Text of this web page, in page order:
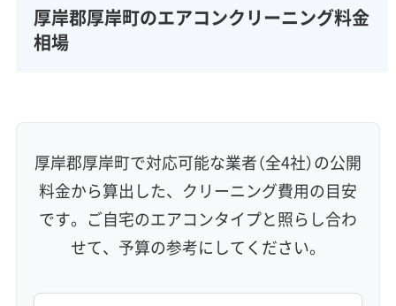
完全分解洗浄 部分クリーニング
実績10年以上
資格保有スタッフ
エコ洗剤使用
アレルギー対策
ハウスダスト除去
地域密着型
フランチャイズ
利便性・サービス (12)
定額料金 複数台割引 初回割引
定期メンテナンス
厚岸郡厚岸町のエアコンクリーニング料金
相場
厚岸郡厚岸町で対応可能な業者（全4社）の公開
料金から算出した、クリーニング費用の目安
です。ご自宅のエアコンタイプと照らし合わ
せて、予算の参考にしてください。